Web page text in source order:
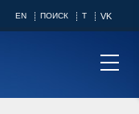
EN ПОИСК T VK